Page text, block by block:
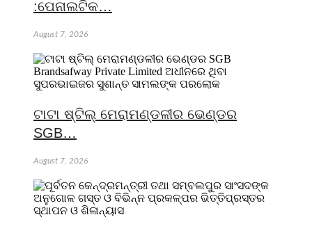
:ପେନାଲଟିକ…
August 7, 2026
ଟାଟା ଷ୍ଟିଲ୍ ମେରାମଣ୍ଡଳୀର ଭେଣ୍ଡର
SGB…
August 7, 2026